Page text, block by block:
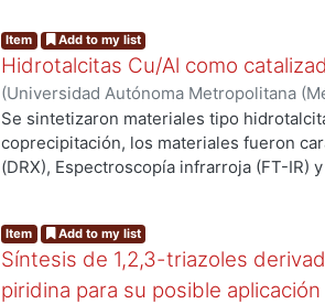
organosilanos y líquido iónico, pues la
soporte ofrece mayores sitios de anclaje
sintetizado, modificado y acomplejado
orgánica del tipo “click” que es una la
para la obtención de un 1,2,3-triazol que
Item Add to my list
Hidrotalcitas Cu/Al como
(Universidad Autónoma Metropolitana
Ciencias Básicas e Ingeniería., 2015)
Beltrán, Deyanira;Negrón Silva,
Urquiza Castro, Claudia Ivette;Lomas
Se sintetizaron materiales tipo
coprecipitación, los materiales fueron
(DRX), Espectroscopía infrarroja (FT-IR)
ser catalizadores eficientes en la síntesis
Item Add to my list
Síntesis de 1,2,3-triazoles
piridina para su posible